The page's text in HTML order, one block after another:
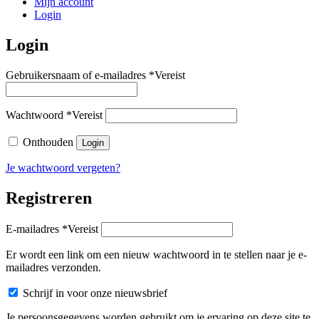
Login
Login
Gebruikersnaam of e-mailadres *Vereist
Wachtwoord *Vereist
Onthouden Login
Je wachtwoord vergeten?
Registreren
E-mailadres *Vereist
Er wordt een link om een nieuw wachtwoord in te stellen naar je e-
mailadres verzonden.
Schrijf in voor onze nieuwsbrief